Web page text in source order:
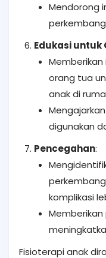
Mendorong
Edukasi untuk
orang tua
anak di
digunakan
Pencegahan:
komplikasi
Fisioterapi anak